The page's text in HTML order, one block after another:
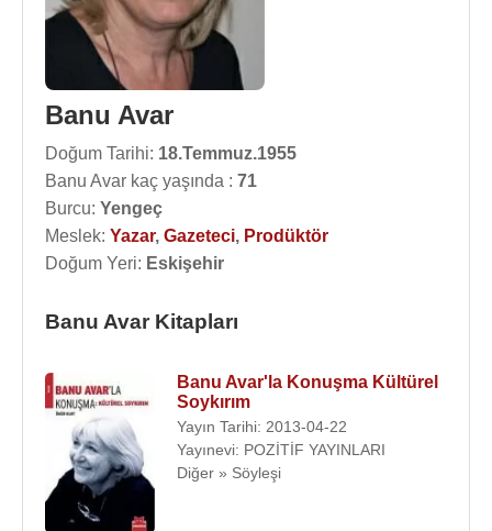
Banu Avar
Doğum Tarihi: 18.Temmuz.1955
Banu Avar kaç yaşında : 71
Burcu: Yengeç
Meslek: Yazar, Gazeteci, Prodüktör
Doğum Yeri: Eskişehir
Banu Avar Kitapları
Banu Avar'la Konuşma Kültürel
Soykırım
Yayın Tarihi: 2013-04-22
Yayınevi: POZİTİF YAYINLARI
Diğer » Söyleşi